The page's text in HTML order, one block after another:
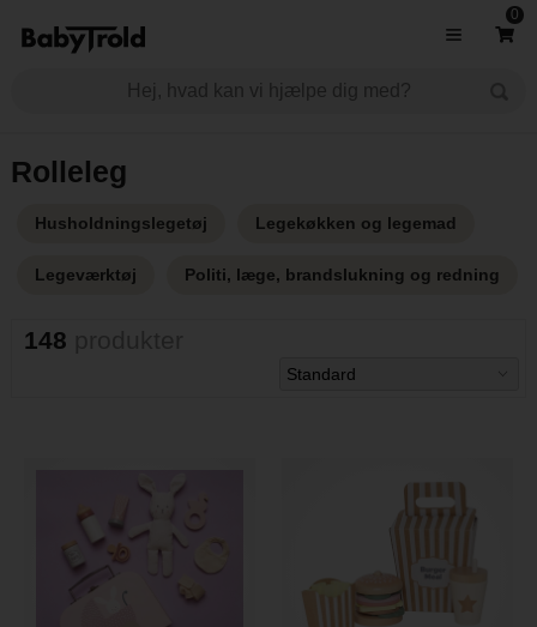
0
Rolleleg
Husholdningslegetøj Legekøkken og legemad
Legeværktøj Politi, læge, brandslukning og redning
148